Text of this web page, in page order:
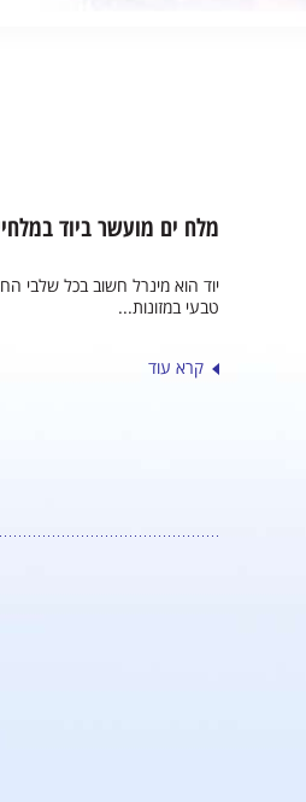
מלח ים מועשר ביוד
יוד הוא מינרל חשוב בכל שלבי
טבעי במזונות...
קרא עוד